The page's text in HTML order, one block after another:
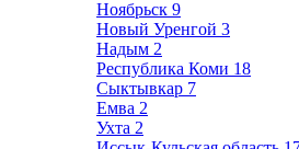
Ноябрьск 9
Новый Уренгой 3
Надым 2
Республика Коми 18
Сыктывкар 7
Емва 2
Ухта 2